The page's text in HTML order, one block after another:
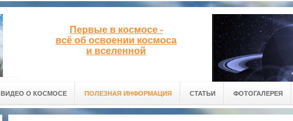
Первые в космосе -
всё об освоении космоса
и вселенной
ВИДЕО О КОСМОСЕ ПОЛЕЗНАЯ ИНФОРМАЦИЯ СТАТЬИ ФОТОГАЛЕРЕЯ